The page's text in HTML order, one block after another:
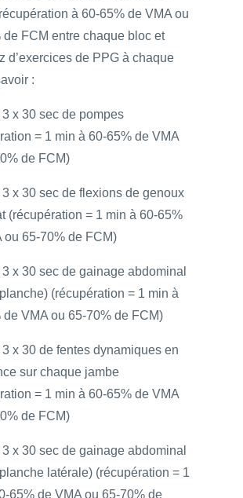
à 60-65% de VMA ou
de FCM entre chaque bloc et
d’exercices de PPG à chaque
:
3 x 30 sec de pompes
= 1 min à 60-65% de VMA
de FCM)
3 x 30 sec de flexions de genoux
(récupération = 1 min à 60-65%
ou 65-70% de FCM)
3 x 30 sec de gainage abdominal
(récupération = 1 min à
de VMA ou 65-70% de FCM)
3 x 30 de fentes dynamiques en
sur chaque jambe
= 1 min à 60-65% de VMA
de FCM)
3 x 30 sec de gainage abdominal
latérale) (récupération = 1
65% de VMA ou 65-70% de